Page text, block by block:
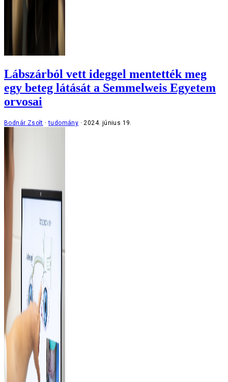
Lábszárból vett ideggel mentették meg
egy beteg látását a Semmelweis Egyetem
orvosai
Bodnár Zsolt tudomány 2024. június 19.